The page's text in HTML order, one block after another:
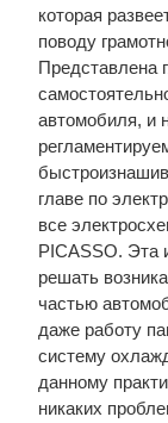
которая
поводу
Представлена
автомобиля, и
главе по
все
PICASSO. Эта
решать
частью
даже работу
систему
данному
никаких